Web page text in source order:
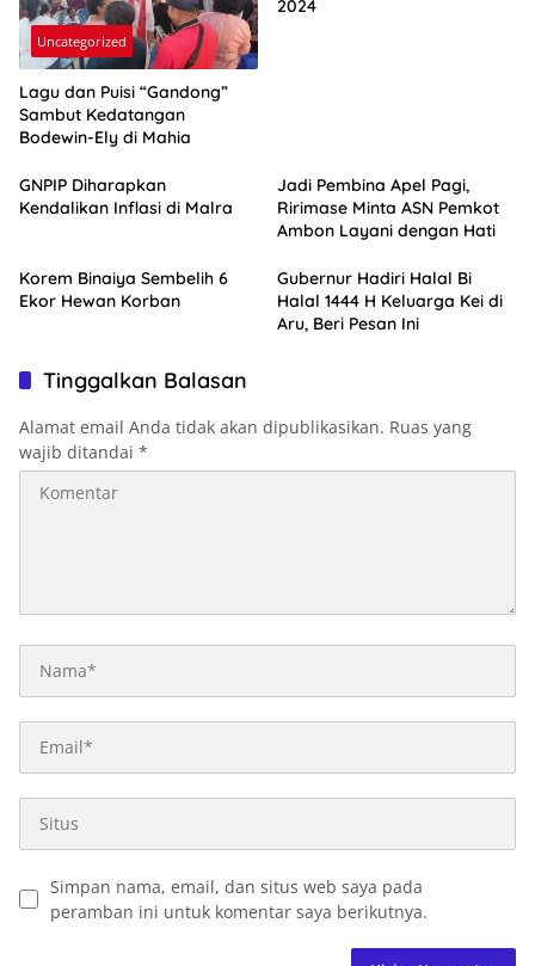
Uncategorized
Lagu dan Puisi “Gandong”
Sambut Kedatangan
Bodewin-Ely di Mahia
2024
GNPIP Diharapkan
Kendalikan Inflasi di Malra
Jadi Pembina Apel Pagi,
Ririmase Minta ASN Pemkot
Ambon Layani dengan Hati
Korem Binaiya Sembelih 6
Ekor Hewan Korban
Gubernur Hadiri Halal Bi
Halal 1444 H Keluarga Kei di
Aru, Beri Pesan Ini
Tinggalkan Balasan
Alamat email Anda tidak akan dipublikasikan. Ruas yang
wajib ditandai *
Simpan nama, email, dan situs web saya pada
peramban ini untuk komentar saya berikutnya.